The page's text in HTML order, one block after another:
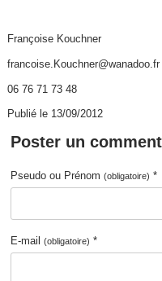
Françoise Kouchner
francoise.Kouchner@wanadoo.fr
06 76 71 73 48
Publié le 13/09/2012
Poster un
Pseudo ou Prénom(obligatoire) *
E-mail(obligatoire) *